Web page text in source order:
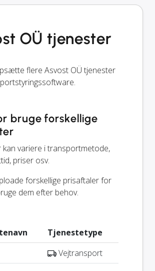
OÜ tjenester
flere Asvost OÜ tjenester
bruge forskellige
kan variere i transportmetode,
priser osv.
forskellige prisaftaler for
dem efter behov.
Tjenestetype
Vejtransport